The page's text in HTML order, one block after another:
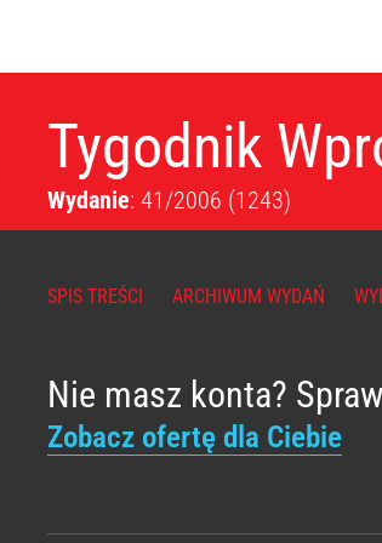
Tygodnik
Wydanie: 41/2006 (1243)
SPIS TREŚCI ARCHIWUM WYDAŃ
Nie masz konta?
Zobacz ofertę dla Ciebie